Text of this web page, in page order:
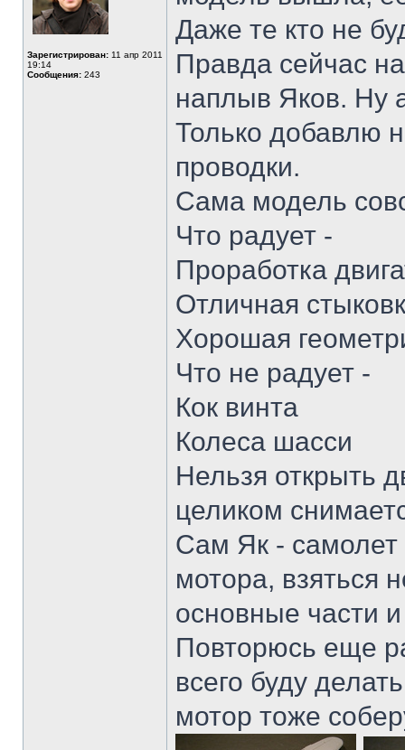
Зарегистрирован: 11 апр 2011
19:14
Сообщения: 243
Даже те кто не
Правда сейчас
наплыв Яков. Ну
Только добавлю
проводки.
Сама модель
Что радует -
Проработка
Отличная
Хорошая
Что не радует -
Кок винта
Колеса шасси
Нельзя открыть
целиком
Сам Як - самолет
мотора, взяться
основные части
Повторюсь еще
всего буду
мотор тоже